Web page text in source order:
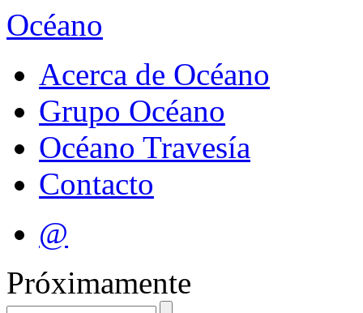
Océano
Acerca de Océano
Grupo Océano
Océano Travesía
Contacto
@
Próximamente